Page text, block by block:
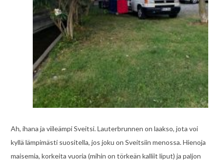
Ah, ihana ja viileämpi Sveitsi. Lauterbrunnen on laakso, jota voi
kyllä lämpimästi suositella, jos joku on Sveitsiin menossa. Hienoja
maisemia, korkeita vuoria (mihin on törkeän kalliit liput) ja paljon